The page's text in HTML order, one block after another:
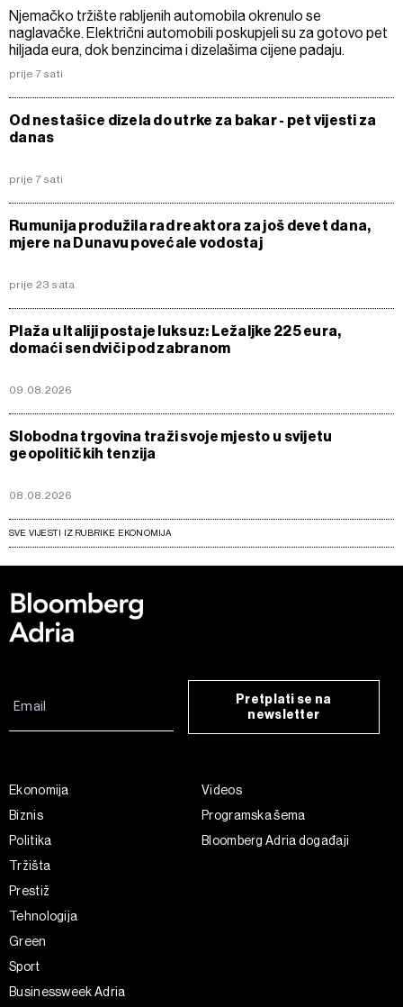
Njemačko tržište rabljenih automobila okrenulo se
naglavačke. Električni automobili poskupjeli su za gotovo pet
hiljada eura, dok benzincima i dizelašima cijene padaju.
prije 7 sati
Od nestašice dizela do utrke za bakar - pet vijesti za
danas
prije 7 sati
Rumunija produžila rad reaktora za još devet dana,
mjere na Dunavu povećale vodostaj
prije 23 sata
Plaža u Italiji postaje luksuz: Ležaljke 225 eura,
domaći sendviči pod zabranom
09.08.2026
Slobodna trgovina traži svoje mjesto u svijetu
geopolitičkih tenzija
08.08.2026
SVE VIJESTI IZ RUBRIKE EKONOMIJA
Pretplati se na
newsletter
Ekonomija
Biznis
Politika
Tržišta
Prestiž
Tehnologija
Green
Sport
Businessweek Adria
Videos
Programska šema
Bloomberg Adria događaji